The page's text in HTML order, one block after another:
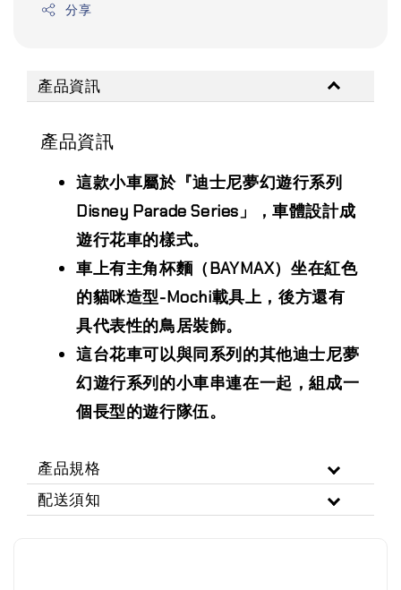
分享
產品資訊
產品資訊
這款小車屬於『迪士尼夢幻遊行系列
Disney Parade Series」，車體設計成
遊行花車的樣式。
車上有主角杯麵（BAYMAX）坐在紅色
的貓咪造型-Mochi載具上，後方還有
具代表性的鳥居裝飾。
這台花車可以與同系列的其他迪士尼夢
幻遊行系列的小車串連在一起，組成一
個長型的遊行隊伍。
產品規格
配送須知